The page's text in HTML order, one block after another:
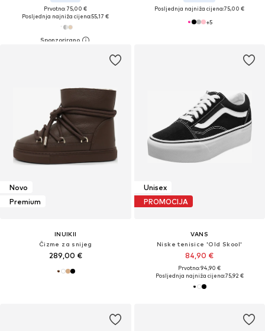
Prvotno: 75,00 €
Posljednja najniža cijena:55,17 €
Posljednja najniža cijena:75,00 €
+5
Novo
Premium
INUIKII
Čizme za snijeg
289,00 €
Unisex
PROMOCIJA
VANS
Niske tenisice 'Old Skool'
84,90 €
Prvotno: 94,90 €
Posljednja najniža cijena:75,92 €